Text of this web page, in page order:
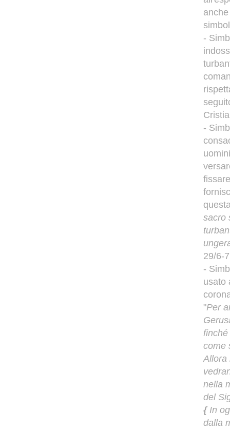
-
-
sacro
29/6-7
-
usato
"Per
come
Allora
nella
del
{ In
dalla